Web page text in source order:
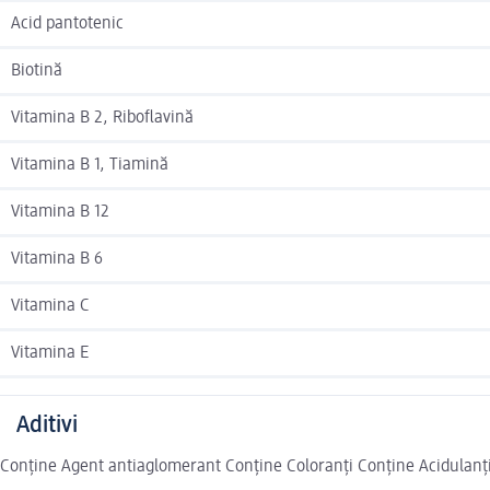
Acid pantotenic
Biotină
Vitamina B 2, Riboflavină
Vitamina B 1, Tiamină
Vitamina B 12
Vitamina B 6
Vitamina C
Vitamina E
Aditivi
Conține Agent antiaglomerant Conține Coloranți Conține